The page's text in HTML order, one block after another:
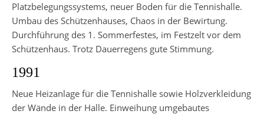
Platzbelegungssystems, neuer Boden für die Ten­nishalle.
Umbau des Schützenhauses, Chaos in der Bewirtung.
Durchführung des 1. Sommerfestes, im Festzelt vor dem
Schützen­haus. Trotz Dauerregens gute Stimmung.
1991
Neue Heizanlage für die Tennishalle sowie Holzverkleidung
der Wände in der Halle. Einweihung umgebautes